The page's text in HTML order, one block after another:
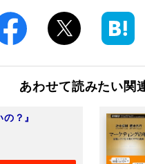
あわせて読みたい関
？』